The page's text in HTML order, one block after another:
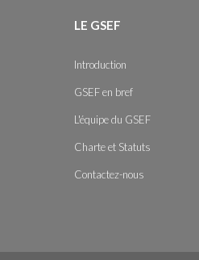
LE GSEF
Introduction
GSEF en bref
L'équipe du GSEF
Charte et Statuts
Contactez-nous